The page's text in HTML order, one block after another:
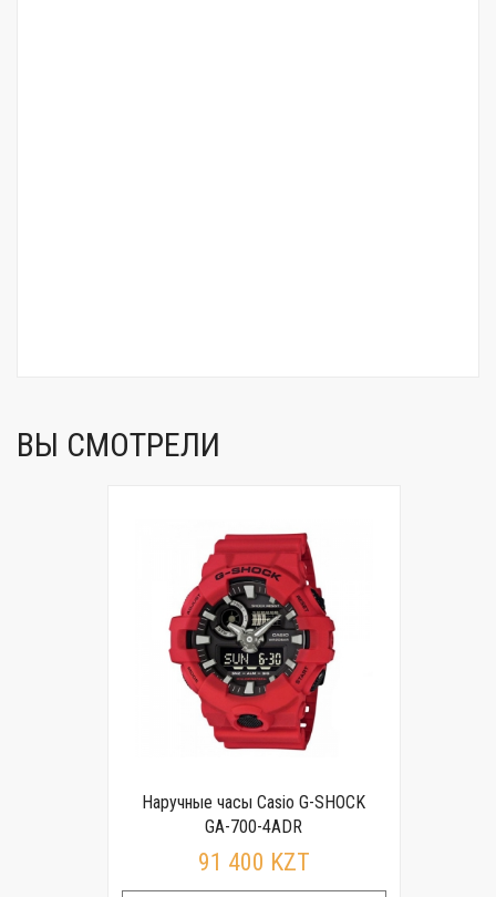
ВЫ СМОТРЕЛИ
Наручные часы Casio G-SHOCK
GA-700-4ADR
91 400 KZT